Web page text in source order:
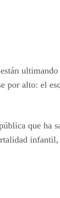
ultimando
por alto: el
que ha